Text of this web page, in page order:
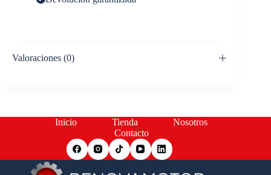
Valoraciones (0)
Inicio Tienda
Nosotros
Contacto